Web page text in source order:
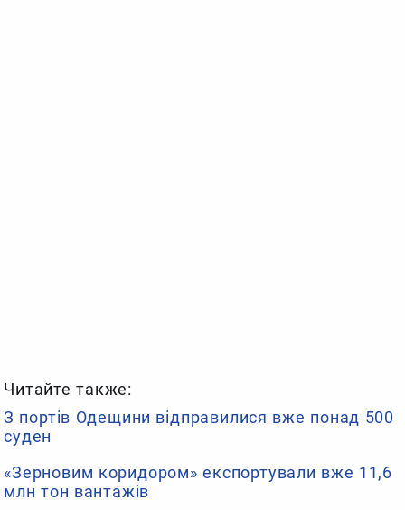
Читайте также:
З портів Одещини відправилися вже понад 500
суден
«Зерновим коридором» експортували вже 11,6
млн тон вантажів